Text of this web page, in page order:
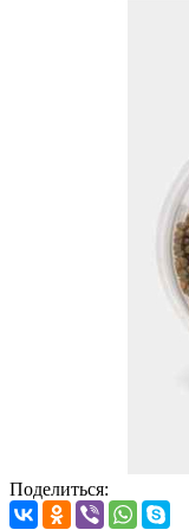
Поделиться: